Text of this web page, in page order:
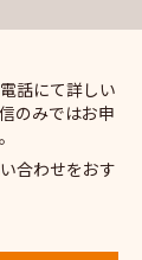
話にて詳しい
のみではお申
合わせをおす